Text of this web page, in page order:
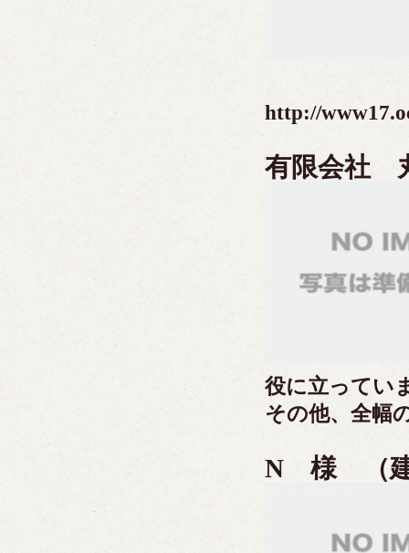
http://
有限会社
役に立ってい
その他、全幅
N 様 （建